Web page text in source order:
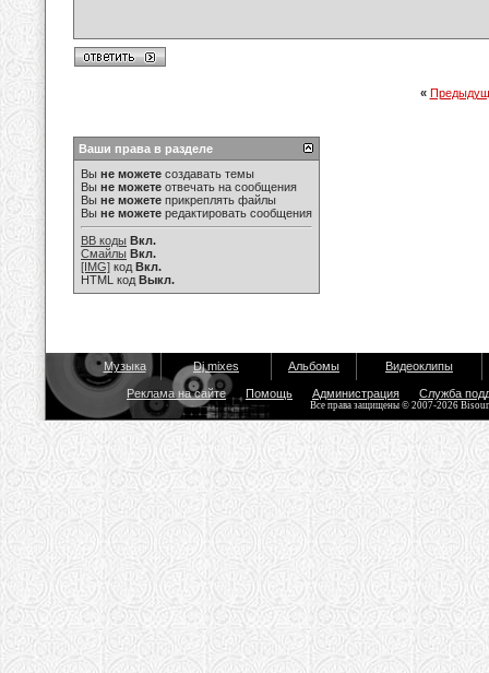
«
Ваши права в разделе
Вы не можете создавать темы
Вы не можете отвечать на сообщения
Вы не можете прикреплять файлы
Вы не можете редактировать сообщения
BB коды Вкл.
Смайлы Вкл.
[IMG] код Вкл.
HTML код Выкл.
Музыка Dj mixes Альбомы Видеоклипы
Реклама на сайте Помощь Администрация Служба
Все права защищены © 2007-2026